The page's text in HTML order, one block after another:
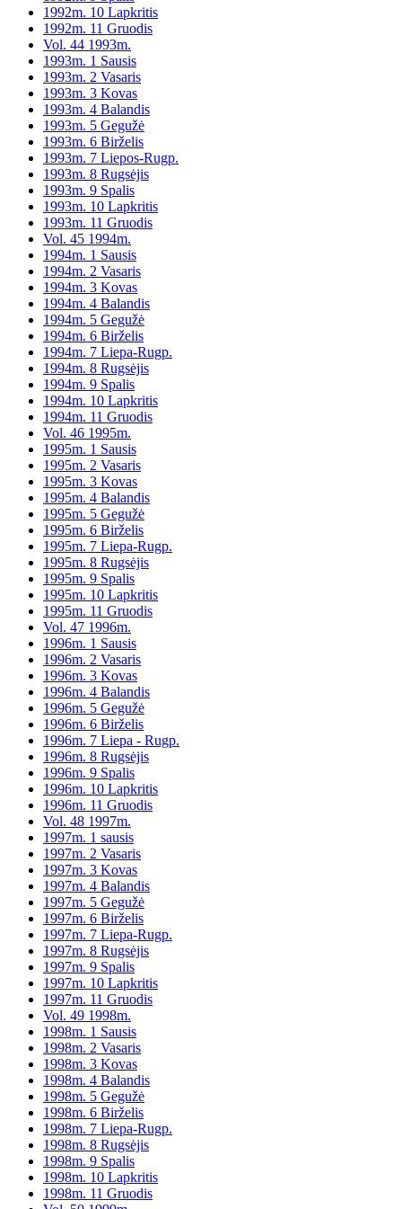
1992m. 10 Lapkritis
1992m. 11 Gruodis
Vol. 44 1993m.
1993m. 1 Sausis
1993m. 2 Vasaris
1993m. 3 Kovas
1993m. 4 Balandis
1993m. 5 Gegužė
1993m. 6 Birželis
1993m. 7 Liepos-Rugp.
1993m. 8 Rugsėjis
1993m. 9 Spalis
1993m. 10 Lapkritis
1993m. 11 Gruodis
Vol. 45 1994m.
1994m. 1 Sausis
1994m. 2 Vasaris
1994m. 3 Kovas
1994m. 4 Balandis
1994m. 5 Gegužė
1994m. 6 Birželis
1994m. 7 Liepa-Rugp.
1994m. 8 Rugsėjis
1994m. 9 Spalis
1994m. 10 Lapkritis
1994m. 11 Gruodis
Vol. 46 1995m.
1995m. 1 Sausis
1995m. 2 Vasaris
1995m. 3 Kovas
1995m. 4 Balandis
1995m. 5 Gegužė
1995m. 6 Birželis
1995m. 7 Liepa-Rugp.
1995m. 8 Rugsėjis
1995m. 9 Spalis
1995m. 10 Lapkritis
1995m. 11 Gruodis
Vol. 47 1996m.
1996m. 1 Sausis
1996m. 2 Vasaris
1996m. 3 Kovas
1996m. 4 Balandis
1996m. 5 Gegužė
1996m. 6 Birželis
1996m. 7 Liepa - Rugp.
1996m. 8 Rugsėjis
1996m. 9 Spalis
1996m. 10 Lapkritis
1996m. 11 Gruodis
Vol. 48 1997m.
1997m. 1 sausis
1997m. 2 Vasaris
1997m. 3 Kovas
1997m. 4 Balandis
1997m. 5 Gegužė
1997m. 6 Birželis
1997m. 7 Liepa-Rugp.
1997m. 8 Rugsėjis
1997m. 9 Spalis
1997m. 10 Lapkritis
1997m. 11 Gruodis
Vol. 49 1998m.
1998m. 1 Sausis
1998m. 2 Vasaris
1998m. 3 Kovas
1998m. 4 Balandis
1998m. 5 Gegužė
1998m. 6 Birželis
1998m. 7 Liepa-Rugp.
1998m. 8 Rugsėjis
1998m. 9 Spalis
1998m. 10 Lapkritis
1998m. 11 Gruodis